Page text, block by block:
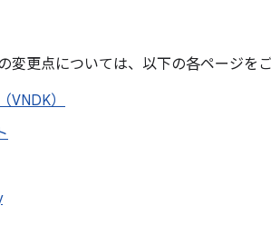
変更点については、以下の各ページをご
）